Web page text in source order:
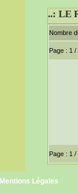
..: LE
Nombre
Page : 1 /
Page : 1 /
Mentions Légales